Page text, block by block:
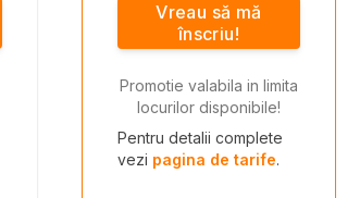
Vreau să mă
înscriu!
Promotie valabila in limita
locurilor disponibile!
Pentru detalii complete
vezi pagina de tarife.